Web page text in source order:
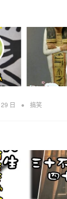
日 • 搞笑